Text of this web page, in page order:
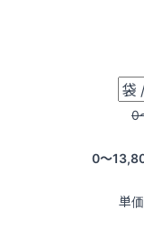
0
0〜
単価